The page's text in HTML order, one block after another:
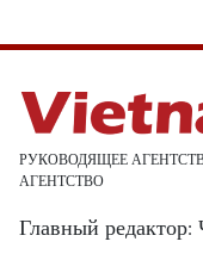
РУКОВОДЯЩЕЕ
АГЕНТСТВО
Главный